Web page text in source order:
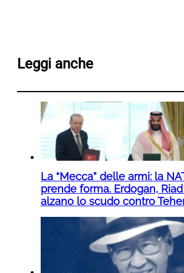
Leggi anche
La “Mecca” delle armi: la
prende forma. Erdogan,
alzano lo scudo contro